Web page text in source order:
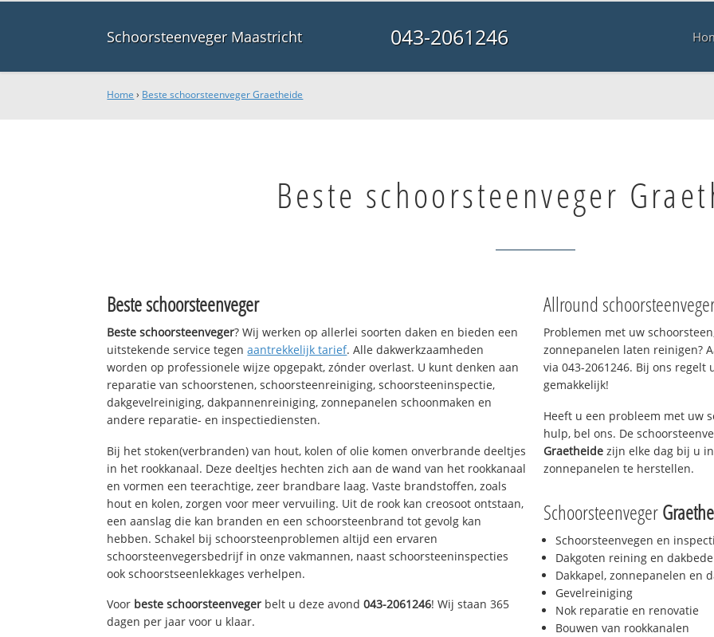
Schoorsteenveger Maastricht 043-2061246
Home › Beste schoorsteenveger Graetheide
Beste schoorsteenveger
Beste schoorsteenveger
Beste schoorsteenveger? Wij werken op allerlei soorten daken en bieden een
uitstekende service tegenaantrekkelijk tarief. Alle dakwerkzaamheden
worden op professionele wijze opgepakt, zónder overlast. U kunt denken aan
reparatie van schoorstenen, schoorsteenreiniging, schoorsteeninspectie,
dakgevelreiniging, dakpannenreiniging, zonnepanelen schoonmaken en
andere reparatie- en inspectiediensten.
Bij het stoken(verbranden) van hout, kolen of olie komen onverbrande deeltjes
in het rookkanaal. Deze deeltjes hechten zich aan de wand van het rookkanaal
en vormen een teerachtige, zeer brandbare laag. Vaste brandstoffen, zoals
hout en kolen, zorgen voor meer vervuiling. Uit de rook kan creosoot ontstaan,
een aanslag die kan branden en een schoorsteenbrand tot gevolg kan
hebben. Schakel bij schoorsteenproblemen altijd een ervaren
schoorsteenvegersbedrijf in onze vakmannen, naast schoorsteeninspecties
ook schoorstseenlekkages verhelpen.
Voor beste schoorsteenveger belt u deze avond043-2061246! Wij staan 365
dagen per jaar voor u klaar.
Allround
Problemen met uw
zonnepanelen laten reinigen?
via 043-2061246. Bij ons
gemakkelijk!
Heeft u een probleem met uw
hulp, bel ons. De
Graetheide zijn elke dag bij u
zonnepanelen te herstellen.
Schoorsteenveger
Schoorsteenvegen en
Dakgoten reining en
Dakkapel, zonnepanelen en
Gevelreiniging
Nok reparatie en renovatie
Bouwen van rookkanalen